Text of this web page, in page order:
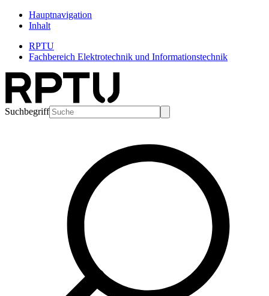
Hauptnavigation
Inhalt
RPTU
Fachbereich Elektrotechnik und Informationstechnik
Suchbegriff